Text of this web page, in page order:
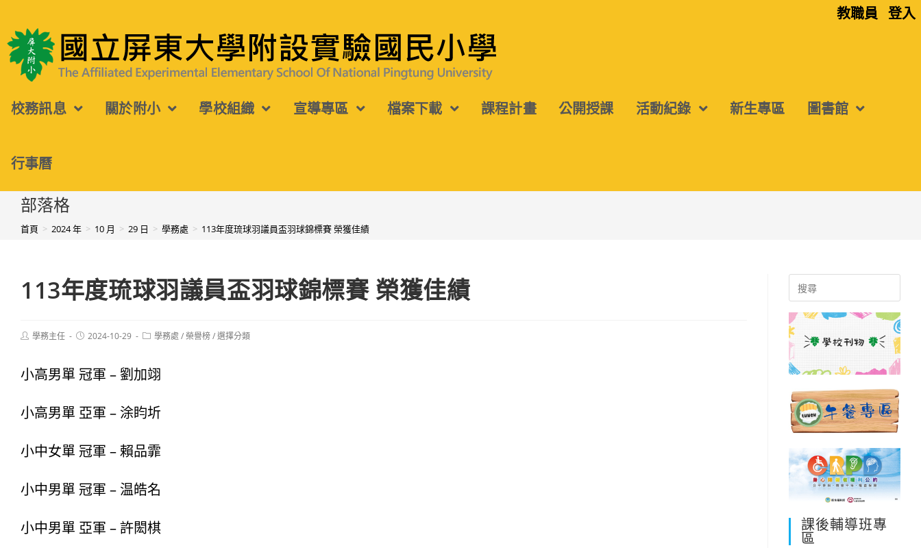
轉
至
要
容
教職員 登入
國立屏東大學附設實驗國民小學
校務訊息 關於附小 學校組織 宣導專區 檔案下載 課程計畫 公開授課 活動紀錄 新生專區 圖書館
行事曆
部落格
首頁 > 2024 年 > 10 月 > 29 日 > 學務處 > 113年度琉球羽議員盃羽球錦標賽 榮獲佳績
113年度琉球羽議員盃羽球錦標賽 榮獲佳績
Post學務主任
Post2024-10-29
Post學務處 /榮譽榜/選擇分類
小高男單 冠軍 – 劉加翊
小高男單 亞軍 – 涂盷圻
小中女單 冠軍 – 賴品霏
小中男單 冠軍 – 温皓名
小中男單 亞軍 – 許閎棋
Search
for:
課後輔導班專
區